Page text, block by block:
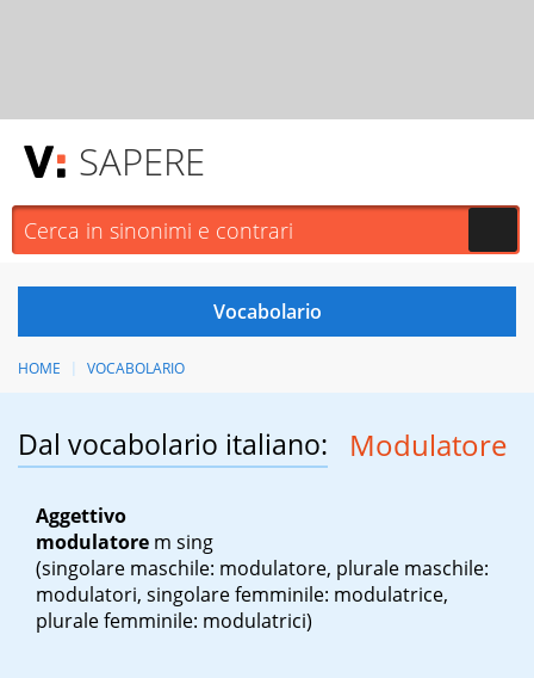
SAPERE
HOME VOCABOLARIO
Dal vocabolario italiano: Modulatore
Aggettivo
modulatore m sing
(singolare maschile: modulatore, plurale maschile:
modulatori, singolare femminile: modulatrice,
plurale femminile: modulatrici)